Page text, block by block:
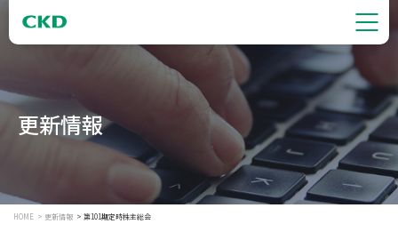
更新情報
HOME 更新情報 第101期定時株主総会